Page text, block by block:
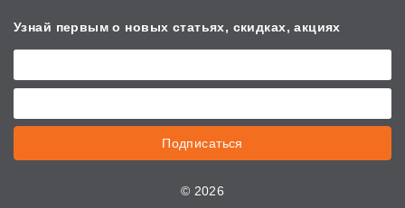
Узнай первым о новых статьях, скидках, акциях
Подписаться
© 2026